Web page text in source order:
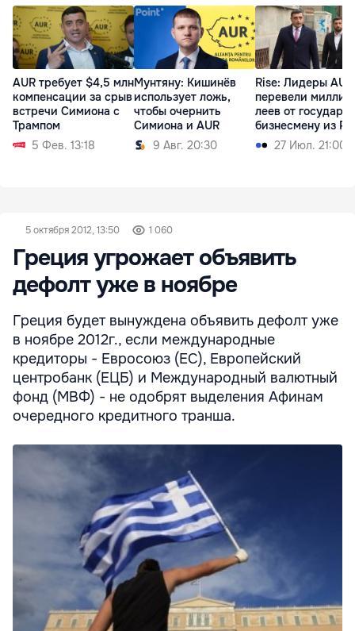
AUR требует $4,5 млн
компенсации за срыв
встречи Симиона с
Трампом
5 Фев. 13:18
Мунтяну: Кишинёв
использует ложь,
чтобы очернить
Симиона и AUR
9 Авг. 20:30
Rise: Лидеры AUR
перевели
леев от
бизнесмену из РМ
27 Июл. 21:00
5 октября 2012, 13:50 1 060
Греция угрожает объявить
дефолт уже в ноябре
Греция будет вынуждена объявить дефолт уже
в ноябре 2012г., если международные
кредиторы - Евросоюз (ЕС), Европейский
центробанк (ЕЦБ) и Международный валютный
фонд (МВФ) - не одобрят выделения Афинам
очередного кредитного транша.